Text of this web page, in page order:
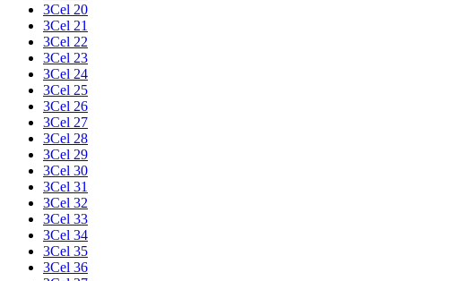
3Cel 20
3Cel 21
3Cel 22
3Cel 23
3Cel 24
3Cel 25
3Cel 26
3Cel 27
3Cel 28
3Cel 29
3Cel 30
3Cel 31
3Cel 32
3Cel 33
3Cel 34
3Cel 35
3Cel 36